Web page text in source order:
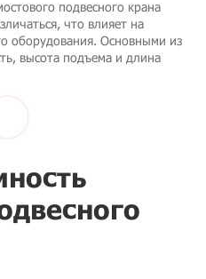
подвесного крана
что влияет на
оборудования. Основными из
высота подъема и длина